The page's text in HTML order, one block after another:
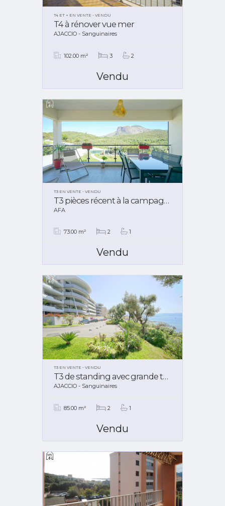
T4 ET + EN VENTE - VENDU
T4 à rénover vue mer
AJACCIO - Sanguinaires
102.00 m² 3 2
Vendu
T3 EN VENTE - VENDU
T3 pièces récent à la campagne
AFA
73.00 m² 2 1
Vendu
T3 EN VENTE - VENDU
T3 de standing avec grande terrasse
AJACCIO - Sanguinaires
85.00 m² 2 1
Vendu